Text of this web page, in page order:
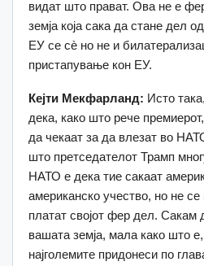
видат што прават. Ова не е
земја која сака да стане дел
ЕУ се сè но не и
пристапување кон ЕУ.
Кејти Мекфарланд: Исто
дека, како што рече
да чекаат за да влезат во
што претседателот Трамп
НАТО е дека тие сакаат
американско учество, но не се
платат својот фер дел. Сакам
вашата земја, мала како што
најголемите придонеси по